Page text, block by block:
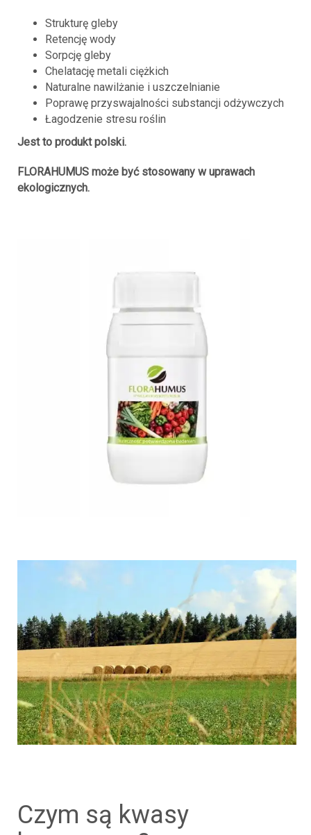
Strukturę gleby
Retencję wody
Sorpcję gleby
Chelatację metali ciężkich
Naturalne nawilżanie i uszczelnianie
Poprawę przyswajalności substancji odżywczych
Łagodzenie stresu roślin
Jest to produkt polski.
FLORAHUMUS może być stosowany w uprawach
ekologicznych.
czym są kwasy